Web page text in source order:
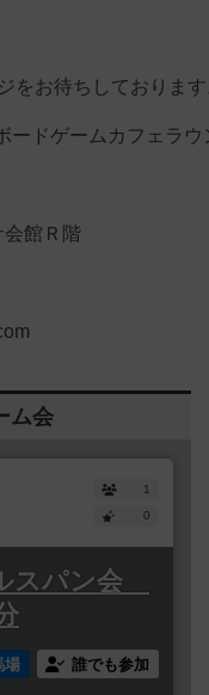
をお待ちしておりま
ードゲームカフェラ
館Ｒ階
ム会
1
0
スパン会
場 誰でも参加